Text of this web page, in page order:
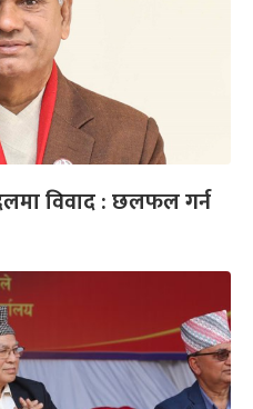
विवाद : छलफल गर्न